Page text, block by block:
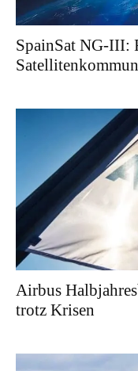
SpainSat NG-III:
Airbus
trotz Krisen